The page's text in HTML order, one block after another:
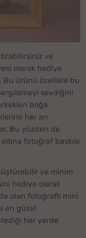
ve
olarak hediye
ürünü özellikle bu
sevdiğini
boğa
her an
Bu yüzden de
fotoğraf baskısı
ve minim
hediye olarak
olan fotoğraflı mini
en güzel
her yerde